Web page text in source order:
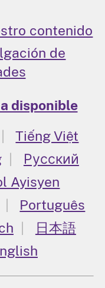
contenido
de
disponible
Tiếng Việt
Русский
Ayisyen
Português
日本語